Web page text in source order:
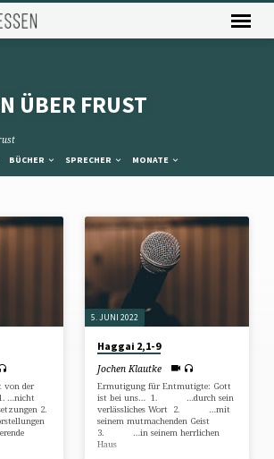
ÜBER FRUST
BÜCHER SPRECHER MONATE
von der
…nicht
2.
5. JUNI 2022
Haggai 2,1-9
Jochen Klautke
Ermutigung für Entmutigte: Gott
ist bei uns… 1. …durch sein
verlässliches Wort 2. …mit
seinem mutmachenden Geist
3. …in seinem herrlichen
Haus